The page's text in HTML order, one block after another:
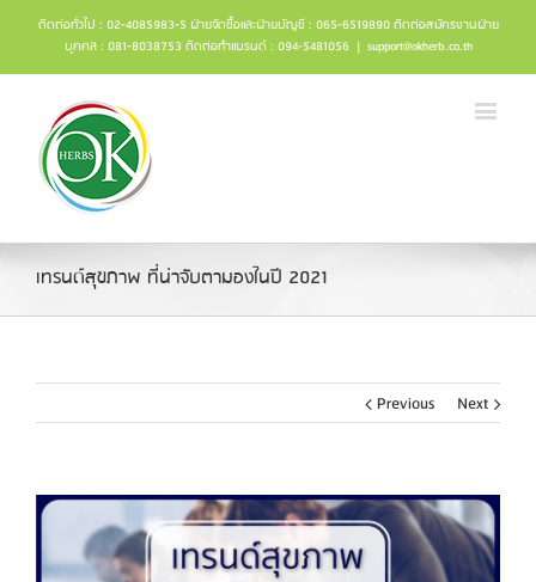
ติดต่อทั่วไป : 02-4085983-5 ฝ่ายจัดซื้อและฝ่ายบัญชี : 065-6519890 ติดต่อสมัครงานฝ่าย
บุคคล : 081-8038753 ติดต่อทำแบรนด์ : 094-5481056 | support@okherb.co.th
เทรนด์สุขภาพ ที่น่าจับตามองในปี 2021
Previous Next
View
Image